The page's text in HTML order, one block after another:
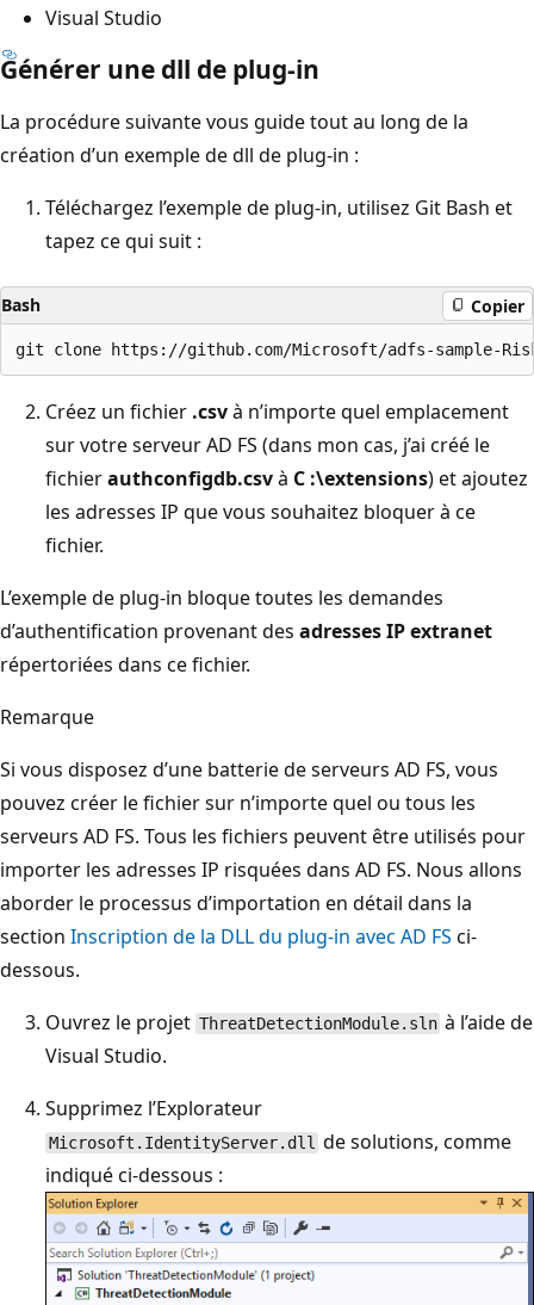
Visual Studio
Générer une dll de plug-in
La procédure suivante vous guide tout au long de la
création d’un exemple de dll de plug-in :
Téléchargez l’exemple de plug-in, utilisez Git Bash et
tapez ce qui suit :
Bash Copier
Créez un fichier .csvà n’importe quel emplacement
sur votre serveur AD FS (dans mon cas, j’ai créé le
fichierauthconfigdb.csvà C :\extensions) et ajoutez
les adresses IP que vous souhaitez bloquer à ce
fichier.
L’exemple de plug-in bloque toutes les demandes
d’authentification provenant des adresses IP extranet
répertoriées dans ce fichier.
Remarque
Si vous disposez d’une batterie de serveurs AD FS, vous
pouvez créer le fichier sur n’importe quel ou tous les
serveurs AD FS. Tous les fichiers peuvent être utilisés pour
importer les adresses IP risquées dans AD FS. Nous allons
aborder le processus d’importation en détail dans la
section Inscription de la DLL du plug-in avec AD FS ci-
dessous.
Ouvrez le projet ThreatDetectionModule.sln à l’aide de
Visual Studio.
Supprimez l’Explorateur
Microsoft.IdentityServer.dll de solutions, comme
indiqué ci-dessous :